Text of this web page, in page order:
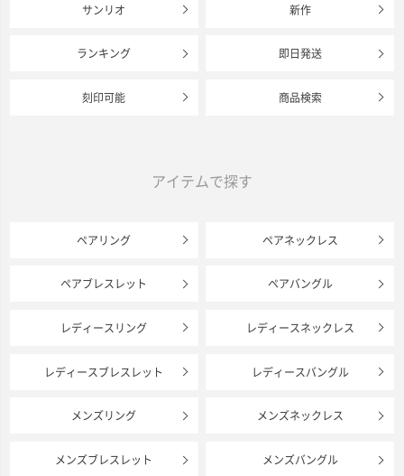
サンリオ 新作
ランキング 即日発送
刻印可能 商品検索
アイテムで探す
ペアリング ペアネックレス
ペアブレスレット ペアバングル
レディースリング レディースネックレス
レディースブレスレット レディースバングル
メンズリング メンズネックレス
メンズブレスレット メンズバングル